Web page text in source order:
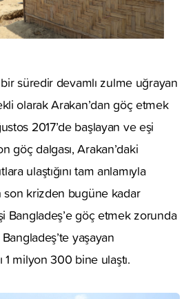
bir süredir devamlı zulme uğrayan
olarak Arakan’dan göç etmek
2017’de başlayan ve eşi
göç dalgası, Arakan’daki
ulaştığını tam anlamıyla
son krizden bugüne kadar
Bangladeş’e göç etmek zorunda
yaşayan
1 milyon 300 bine ulaştı.